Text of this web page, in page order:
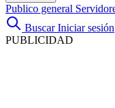
Publico general
Buscar Iniciar sesión
PUBLICIDAD